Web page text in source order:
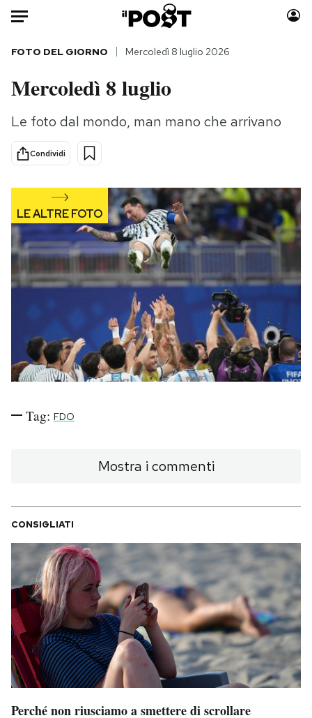
Auto
HOME
Italia
Politica
Internet
Scienza
Cultura
Economia
Sport
Ok Boomer!
Media
Europa
Altrecose
Mondiali calcio 2026
PODCAST
CALENDARIO
AREA PERSONALE
Area Personale
Newsletter
Notifiche mobile
Regala il Post
Hai bisogno di aiuto?
Esci
FOTO DEL GIORNO Mercoledì 8 luglio 2026
Mercoledì 8 luglio
Le foto dal mondo, man mano che arrivano
Condividi
Tag: FDO
Mostra i commenti
CONSIGLIATI
Perché non riusciamo a smettere di scrollare